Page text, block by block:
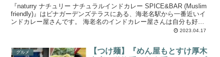
『naturry ナチュリー ナチュラルインドカレー SPICE&BAR (Muslim
friendly)』はビナガーデンズテラスにある、海老名駅から一番近いイ
ンドカレー屋さんです。 海老名のインドカレー屋さんは自分も好
2023.04.17
グルメ
【つけ麺】『めん屋もとすけ厚木